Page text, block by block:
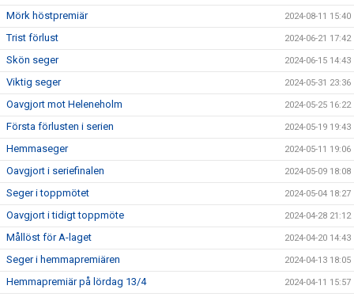
Mörk höstpremiär 2024-08-11 15:40
Trist förlust 2024-06-21 17:42
Skön seger 2024-06-15 14:43
Viktig seger 2024-05-31 23:36
Oavgjort mot Heleneholm 2024-05-25 16:22
Första förlusten i serien 2024-05-19 19:43
Hemmaseger 2024-05-11 19:06
Oavgjort i seriefinalen 2024-05-09 18:08
Seger i toppmötet 2024-05-04 18:27
Oavgjort i tidigt toppmöte 2024-04-28 21:12
Mållöst för A-laget 2024-04-20 14:43
Seger i hemmapremiären 2024-04-13 18:05
Hemmapremiär på lördag 13/4 2024-04-11 15:57